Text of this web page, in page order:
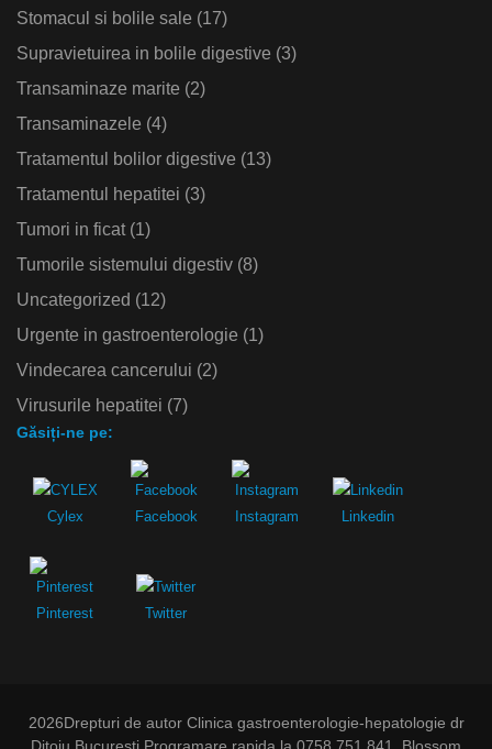
Stomacul si bolile sale (17)
Supravietuirea in bolile digestive (3)
Transaminaze marite (2)
Transaminazele (4)
Tratamentul bolilor digestive (13)
Tratamentul hepatitei (3)
Tumori in ficat(1)
Tumorile sistemului digestiv (8)
Uncategorized (12)
Urgente in gastroenterologie (1)
Vindecarea cancerului (2)
Virusurile hepatitei (7)
Găsiți-ne pe:
Cylex Facebook Instagram Linkedin
Pinterest Twitter
2026Drepturi de autor Clinica gastroenterologie-hepatologie dr